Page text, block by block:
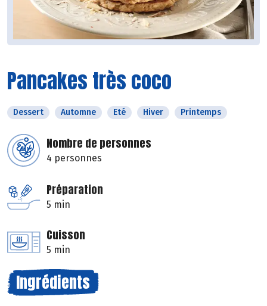
Pancakes très coco
Dessert Automne Eté Hiver Printemps
Nombre de personnes
4 personnes
Préparation
5 min
Cuisson
5 min
Ingrédients